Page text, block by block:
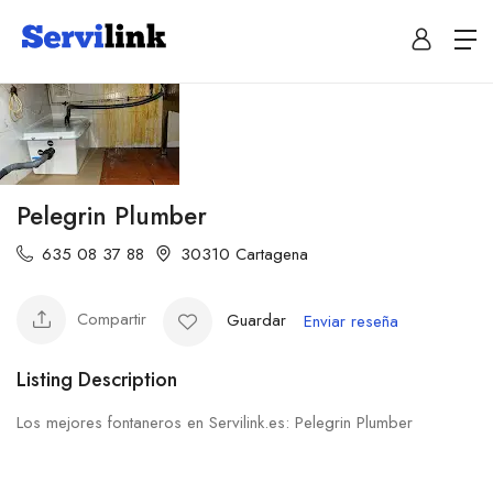
Pelegrin Plumber
635 08 37 88 30310 Cartagena
Compartir Guardar Enviar reseña
Listing Description
Los mejores fontaneros en Servilink.es: Pelegrin Plumber